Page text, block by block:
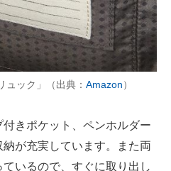
ュック」（出典： Amazon）
きポケット、ペンホルダー
が充実しています。また両
いるので、すぐに取り出し